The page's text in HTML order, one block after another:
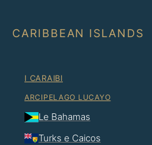
CARIBBEAN ISLANDS
I CARAIBI
ARCIPELAGO LUCAYO
Le Bahamas
Turks e Caicos